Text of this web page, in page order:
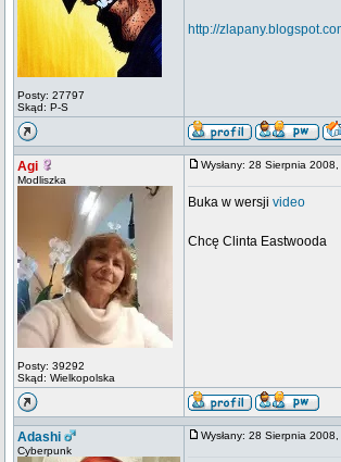
Posty: 27797
Skąd: P-S
http://
Agi
Modliszka
Posty: 39292
Skąd: Wielkopolska
Wysłany: 28 Sierpnia
Buka w wersji video
Chcę Clinta Eastwooda
Adashi
Cyberpunk
Wysłany: 28 Sierpnia